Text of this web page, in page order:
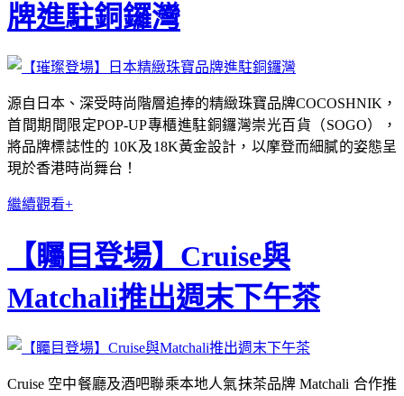
牌進駐銅鑼灣
源自日本、深受時尚階層追捧的精緻珠寶品牌COCOSHNIK，
首間期間限定POP-UP專櫃進駐銅鑼灣崇光百貨（SOGO），
將品牌標誌性的 10K及18K黃金設計，以摩登而細膩的姿態呈
現於香港時尚舞台！
繼續觀看+
【矚目登場】Cruise與
Matchali推出週末下午茶
Cruise 空中餐廳及酒吧聯乘本地人氣抹茶品牌 Matchali 合作推